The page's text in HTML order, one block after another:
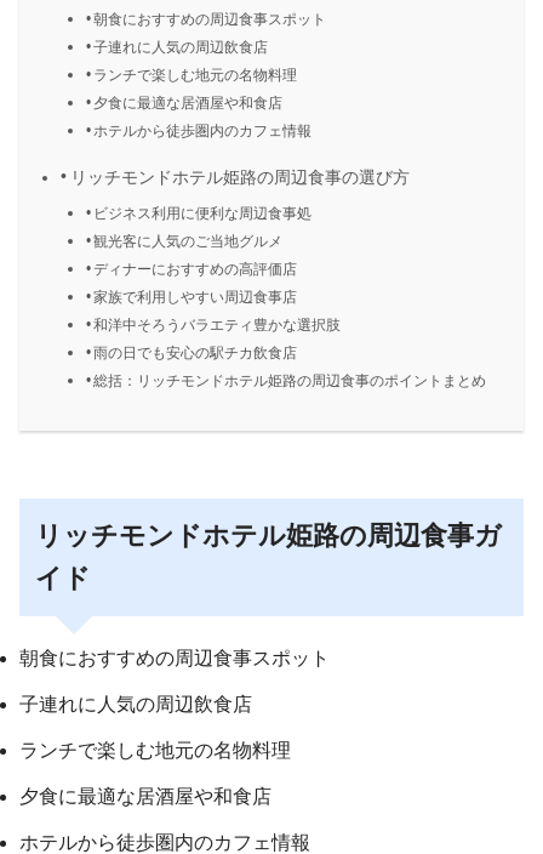
朝食におすすめの周辺食事スポット
子連れに人気の周辺飲食店
ランチで楽しむ地元の名物料理
夕食に最適な居酒屋や和食店
ホテルから徒歩圏内のカフェ情報
リッチモンドホテル姫路の周辺食事の選び方
ビジネス利用に便利な周辺食事処
観光客に人気のご当地グルメ
ディナーにおすすめの高評価店
家族で利用しやすい周辺食事店
和洋中そろうバラエティ豊かな選択肢
雨の日でも安心の駅チカ飲食店
総括：リッチモンドホテル姫路の周辺食事のポイントまとめ
リッチモンドホテル姫路の周辺食事ガ
イド
朝食におすすめの周辺食事スポット
子連れに人気の周辺飲食店
ランチで楽しむ地元の名物料理
夕食に最適な居酒屋や和食店
ホテルから徒歩圏内のカフェ情報